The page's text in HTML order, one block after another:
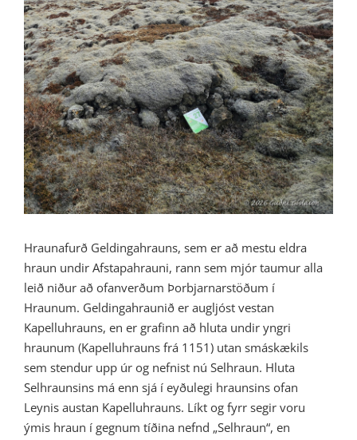
Larger
Image
Hraunafurð Geldingahrauns, sem er að mestu eldra
hraun undir Afstapahrauni, rann sem mjór taumur alla
leið niður að ofanverðum Þorbjarnarstöðum í
Hraunum. Geldingahraunið er augljóst vestan
Kapelluhrauns, en er grafinn að hluta undir yngri
hraunum (Kapelluhrauns frá 1151) utan smáskækils
sem stendur upp úr og nefnist nú Selhraun. Hluta
Selhraunsins má enn sjá í eyðulegi hraunsins ofan
Leynis austan Kapelluhrauns. Líkt og fyrr segir voru
ýmis hraun í gegnum tíðina nefnd „Selhraun“, en